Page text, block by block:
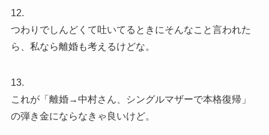
12.
つわりでしんどくて吐いてるときにそんなこと言われた
ら、私なら離婚も考えるけどな。
13.
これが「離婚→中村さん、シングルマザーで本格復帰」
の弾き金にならなきゃ良いけど。